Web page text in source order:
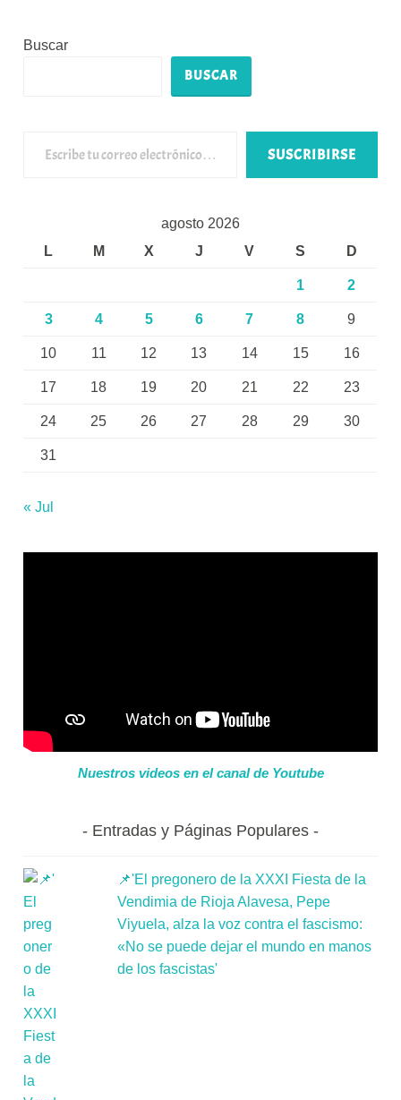
Buscar
BUSCAR
SUSCRIBIRSE
agosto 2026
L
M X J V S D
1 2
3 4 5 6 7 8 9
10 11 12 13 14 15 16
17 18 19 20 21 22 23
24 25 26 27 28 29 30
31
« Jul
Nuestros videos en el canal de Youtube
Entradas y Páginas Populares
📌'El pregonero de la XXXI Fiesta de la
Vendimia de Rioja Alavesa, Pepe
Viyuela, alza la voz contra el fascismo:
«No se puede dejar el mundo en manos
de los fascistas'